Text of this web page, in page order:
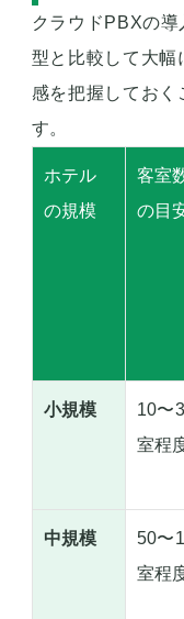
クラウドPBXの
型と比較して大幅
感を把握しておく
す。
ホテル
の規模
客室
の目
小規模
10〜
室程
中規模
50〜
室程